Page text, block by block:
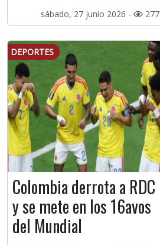
sábado, 27 junio 2026 - 277
DEPORTES
Colombia derrota a RDC
y se mete en los 16avos
del Mundial